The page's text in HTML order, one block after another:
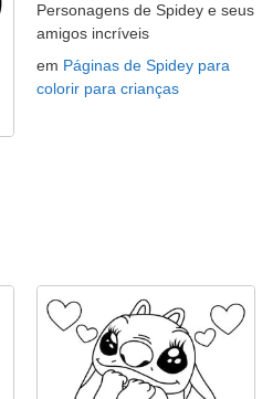
Personagens de Spidey e seus
amigos incríveis
em Páginas de Spidey para
colorir para crianças